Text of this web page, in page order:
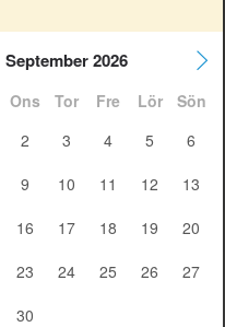
September 2026
Ons Tor Fre Lör
Sön
2 3 4 5
6
9 10 11 12
13
16 17 18 19
20
23 24 25 26
27
30